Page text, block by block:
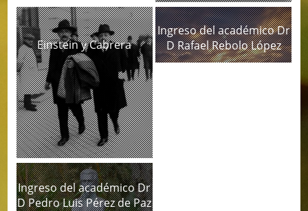
Einstein y Cabrera
Ingreso del académico Dr
D Rafael Rebolo López
Ingreso del académico Dr
D Pedro Luis Pérez de Paz